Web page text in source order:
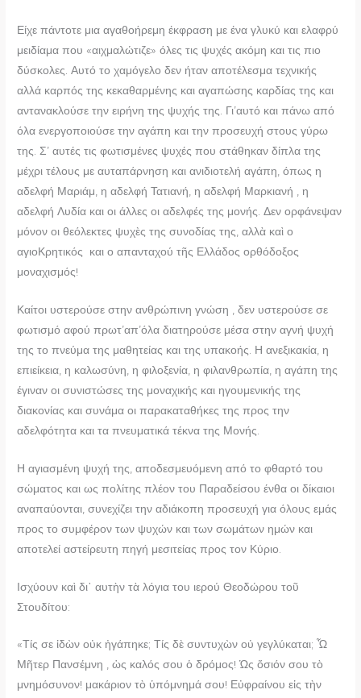
Είχε πάντοτε μια αγαθοήρεμη έκφραση με ένα γλυκύ και ελαφρύ
μειδίαμα που «αιχμαλώτιζε» όλες τις ψυχές ακόμη και τις πιο
δύσκολες. Αυτό το χαμόγελο δεν ήταν αποτέλεσμα τεχνικής
αλλά καρπός της κεκαθαρμένης και αγαπώσης καρδίας της και
αντανακλούσε την ειρήνη της ψυχής της. Γι’αυτό και πάνω από
όλα ενεργοποιούσε την αγάπη και την προσευχή στους γύρω
της. Σ’ αυτές τις φωτισμένες ψυχές που στάθηκαν δίπλα της
μέχρι τέλους με αυταπάρνηση και ανιδιοτελή αγάπη, όπως η
αδελφή Μαριάμ, η αδελφή Τατιανή, η αδελφή Μαρκιανή , η
αδελφή Λυδία και οι άλλες οι αδελφές της μονής. Δεν ορφάνεψαν
μόνον οι θεόλεκτες ψυχὲς της συνοδίας της, αλλὰ καὶ ο
αγιοΚρητικός και ο απανταχού τῆς Ελλάδος ορθόδοξος
μοναχισμός!
Καίτοι υστερούσε στην ανθρώπινη γνώση , δεν υστερούσε σε
φωτισμό αφού πρωτ’απ’όλα διατηρούσε μέσα στην αγνή ψυχή
της το πνεύμα της μαθητείας και της υπακοής. Η ανεξικακία, η
επιείκεια, η καλωσύνη, η φιλοξενία, η φιλανθρωπία, η αγάπη της
έγιναν οι συνιστώσες της μοναχικής και ηγουμενικής της
διακονίας και συνάμα οι παρακαταθήκες της προς την
αδελφότητα και τα πνευματικά τέκνα της Μονής.
Η αγιασμένη ψυχή της, αποδεσμευόμενη από το φθαρτό του
σώματος και ως πολίτης πλέον του Παραδείσου ένθα οι δίκαιοι
αναπαύονται, συνεχίζει την αδιάκοπη προσευχή για όλους εμάς
προς το συμφέρον των ψυχών και των σωμάτων ημών και
αποτελεί αστείρευτη πηγή μεσιτείας προς τον Κύριο.
Ισχύουν καὶ δι᾿ αυτὴν τὰ λόγια του ιερού Θεοδώρου τοῦ
Στουδίτου:
«Τίς σε ἰδὼν οὐκ ἠγάπηκε; Τίς δὲ συντυχὼν οὐ γεγλύκαται; Ὦ
Μῆτερ Πανσέμνη , ὡς καλός σου ὁ δρόμος! Ὡς ὅσιόν σου τὸ
μνημόσυνον! μακάριον τὸ ὑπόμνημά σου! Εὐφραίνου εἰς τὴν